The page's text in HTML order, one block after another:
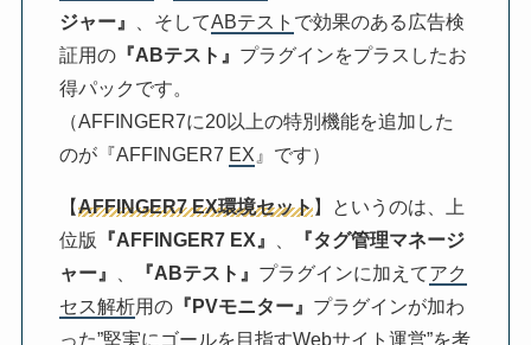
ジャー』
、そしてABテスト で効果のある広告検
証用の『ABテスト』 プラグインをプラスしたお
得パックです。
（AFFINGER7に20以上の特別機能を追加した
のが『AFFINGER7 EX 』です）
【AFFINGER7 EX環境セット】というのは、上
位版
『AFFINGER7 EX』
『タグ管理マネージ
ャー』
『ABテスト』 プラグインに加えてアク
セス解析用の『PVモニター』 プラグインが加わ
った”堅実にゴールを目指すWebサイト運営”を考